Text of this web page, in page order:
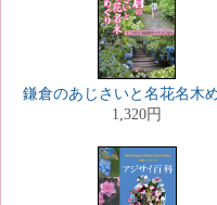
鎌倉のあじさいと名花名木
1,320円